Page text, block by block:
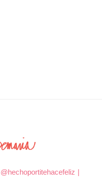
@hechoportitehacefeliz |